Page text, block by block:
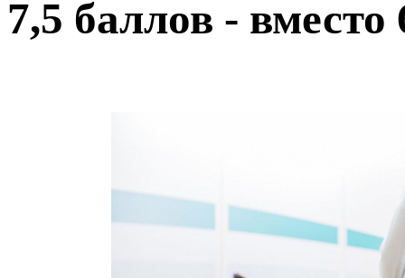
7,5 баллов - вместо